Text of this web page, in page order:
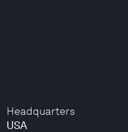
Headquarters
USA